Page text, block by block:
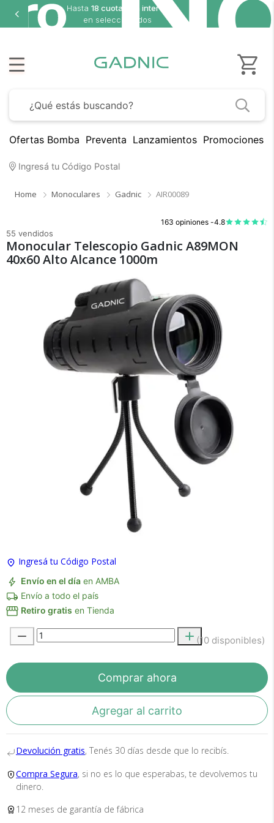
18 cuotas sin interés
seleccionados
Ofertas Bomba Preventa Lanzamientos Promociones
Ingresá tu Código Postal
Home Monoculares Gadnic AIR00089
163 opiniones -4.8
55 vendidos
Monocular Telescopio Gadnic A89MON
40x60 Alto Alcance 1000m
Ingresá tu Código Postal
Envío en el día en AMBA
Envío a todo el país
Retiro gratis en Tienda
(10 disponibles)
Comprar ahora
Agregar al carrito
Devolución gratis, Tenés 30 días desde que lo recibís.
Compra Segura, si no es lo que esperabas, te devolvemos tu
dinero.
12 meses de garantía de fábrica
Medios de Pago
Recibí el producto que esperabas o
En Bidcom te aseguramos recibir el producto
que esperabas o te devolvemos el 100% de tu